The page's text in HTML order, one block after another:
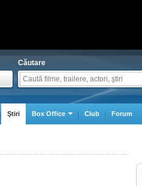
Căutare
Ştiri Box Office Club Forum